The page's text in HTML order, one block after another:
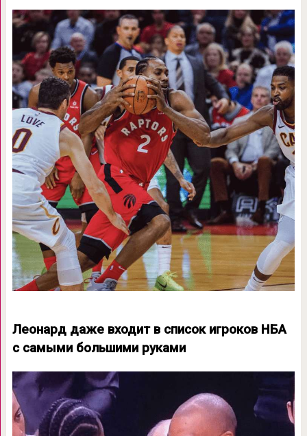
Леонард даже входит в список игроков НБА
с самыми большими руками